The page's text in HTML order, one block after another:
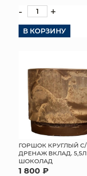
- +
В КОРЗИНУ
ГОРШОК КРУГЛЫЙ С/
ДРЕНАЖ ВКЛАД. 5,5Л
ШОКОЛАД
1 800 ₽